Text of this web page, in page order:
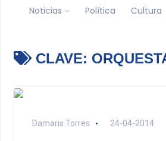
Noticias Política Cultura
CLAVE:
Damaris Torres 24-04-2014